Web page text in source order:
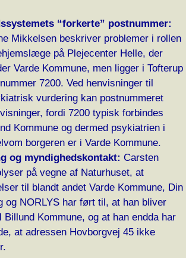
“forkerte” postnummer:
Mikkelsen beskriver problemer i rollen
på Plejecenter Helle, der
Varde Kommune, men ligger i Tofterup
7200. Ved henvisninger til
vurdering kan postnummeret
fordi 7200 typisk forbindes
Kommune og dermed psykiatrien i
borgeren er i Varde Kommune.
og myndighedskontakt: Carsten
på vegne af Naturhuset, at
til blandt andet Varde Kommune, Din
og NORLYS har ført til, at han bliver
Billund Kommune, og at han endda har
at adressen Hovborgvej 45 ikke